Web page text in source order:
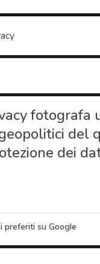
fotografa
del
dei
preferiti su Google